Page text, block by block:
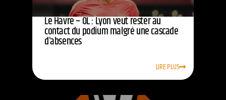
Le Havre – OL : Lyon veut rester au
contact du podium malgré une cascade
d’absences
LIRE PLUS